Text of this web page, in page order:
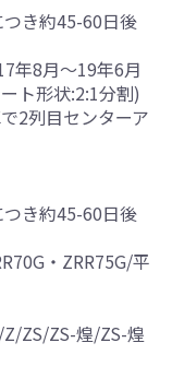
き約45-60日後
年8月～19年6月
ト形状:2:1分割)
2列目センターア
き約45-60日後
・ZRR75G/平
ZS/ZS-煌/ZS-煌